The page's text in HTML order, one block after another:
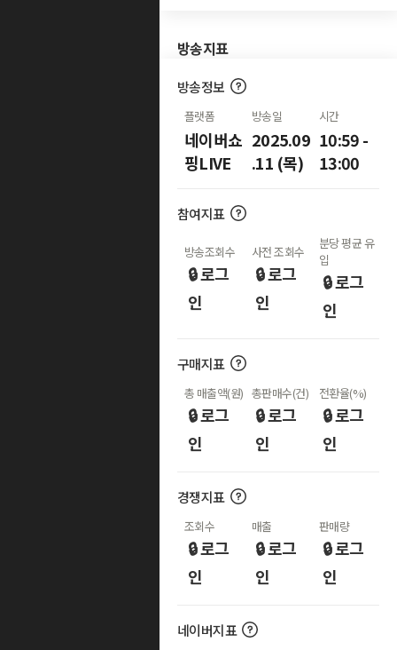
방송지표
방송정보
플랫폼
네이버쇼
핑LIVE
방송일
2025.09
.11 (목)
시간
10:59 -
13:00
참여지표
방송조회수
🔒 로그
인
사전 조회수
🔒 로그
인
분당 평균 유
입
🔒 로그
인
구매지표
총 매출액(원)
🔒 로그
인
총판매수(건)
🔒 로그
인
전환율(%)
🔒 로그
인
경쟁지표
조회수
🔒 로그
인
매출
🔒 로그
인
판매량
🔒 로그
인
네이버지표